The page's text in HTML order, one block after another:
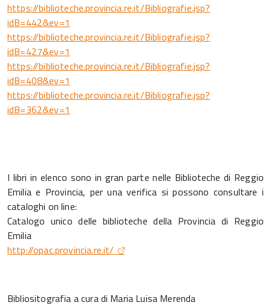
https://biblioteche.provincia.re.it/Bibliografie.jsp?
idB=442&ev=1
https://biblioteche.provincia.re.it/Bibliografie.jsp?
idB=427&ev=1
https://biblioteche.provincia.re.it/Bibliografie.jsp?
idB=408&ev=1
https://biblioteche.provincia.re.it/Bibliografie.jsp?
idB=362&ev=1
I libri in elenco sono in gran parte nelle Biblioteche di Reggio
Emilia e Provincia, per una verifica si possono consultare i
cataloghi on line:
Catalogo unico delle biblioteche della Provincia di Reggio
Emilia
http://opac.provincia.re.it/
Bibliositografia a cura di Maria Luisa Merenda